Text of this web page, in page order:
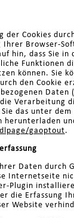
der Cookies
Ihrer Browser-
hin, dass Sie in
Funktionen
können. Sie
den Cookie
Daten
Verarbeitung
das unter dem
herunterladen
gaoptout.
Daten durch
Internetseite
Plugin
die Erfassung
Website